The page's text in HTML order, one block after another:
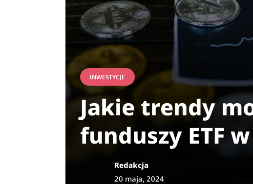
INWESTYCJE
Jakie trendy
funduszy ETF
Redakcja
20 maja, 2024